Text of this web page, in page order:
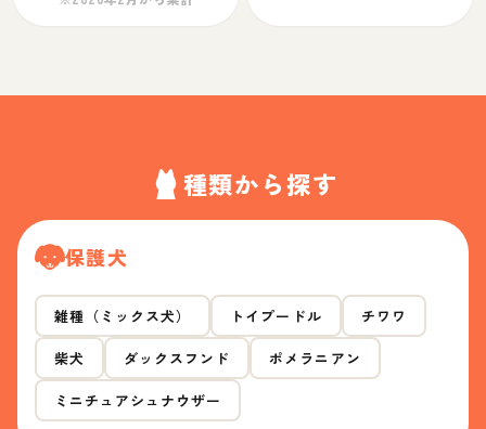
種類から探す
保護犬
雑種（ミックス犬） トイプードル チワワ
柴犬 ダックスフンド ポメラニアン
ミニチュアシュナウザー